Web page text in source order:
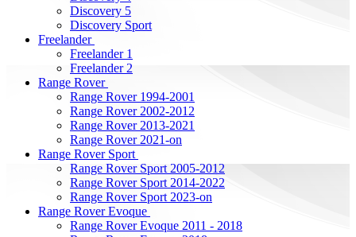
Discovery 5
Discovery Sport
Freelander
Freelander 1
Freelander 2
Range Rover
Range Rover 1994-2001
Range Rover 2002-2012
Range Rover 2013-2021
Range Rover 2021-on
Range Rover Sport
Range Rover Sport 2005-2012
Range Rover Sport 2014-2022
Range Rover Sport 2023-on
Range Rover Evoque
Range Rover Evoque 2011 - 2018